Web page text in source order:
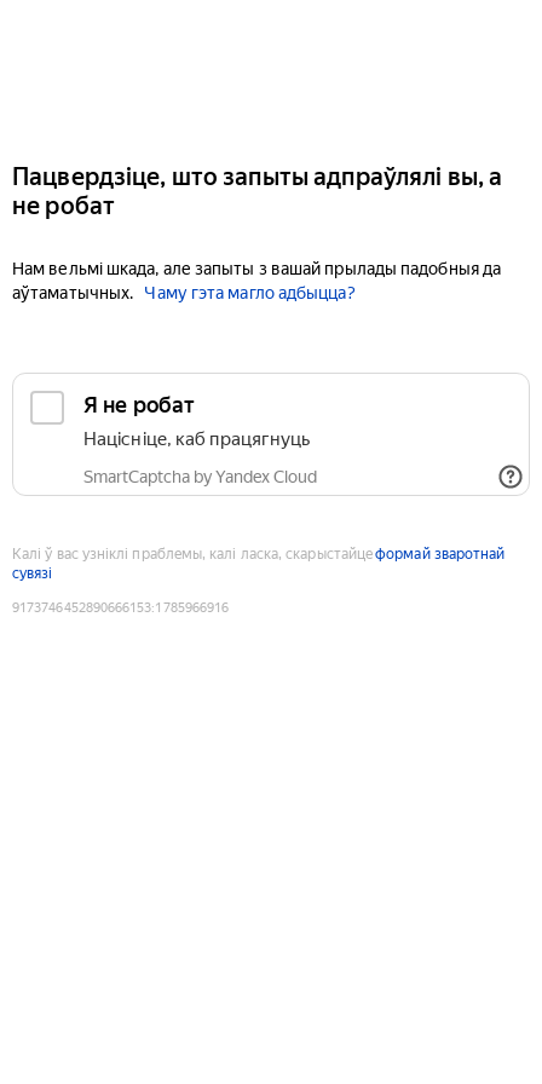
Пацвердзіце, што запыты адпраўлялі вы, а
не робат
Нам вельмі шкада, але запыты з вашай прылады падобныя да
аўтаматычных.
Чаму гэта магло адбыцца?
Я не робат
Націсніце, каб працягнуць
SmartCaptcha by Yandex Cloud
Калі ў вас узніклі праблемы, калі ласка, скарыстайцеформай зваротнай
сувязі
9173746452890666153:1785966916